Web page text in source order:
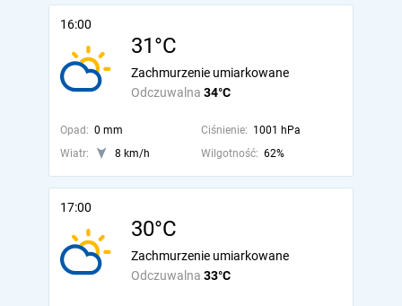
16:00
31°C
Odczuwalna 34°C
Zachmurzenie umiarkowane
Opad: 0 mm Ciśnienie: 1001 hPa
Wiatr:
8 km/h Wilgotność: 62%
17:00
30°C
Odczuwalna 33°C
Zachmurzenie umiarkowane